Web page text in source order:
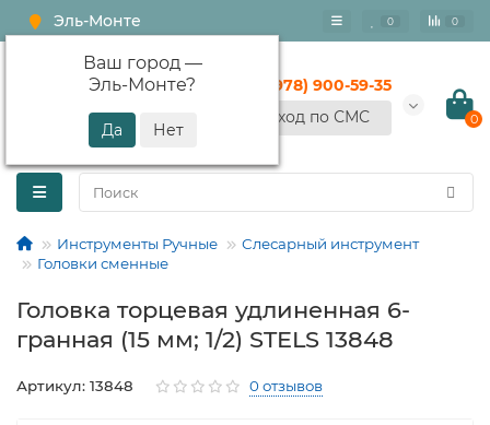
Эль-Монте
Ваш город —
Эль-Монте?
0 0
+7 (978) 900-59-35
Вход по СМС
0
Инструменты Ручные
Слесарный инструмент
Головки сменные
Головка торцевая удлиненная 6-
гранная (15 мм; 1/2) STELS 13848
Артикул: 13848 0 отзывов